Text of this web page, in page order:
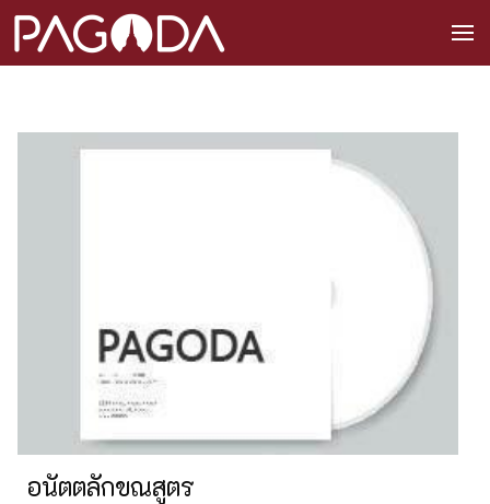
อนัตตลักขณสูตร